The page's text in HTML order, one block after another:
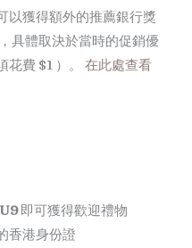
以獲得額外的推薦銀行獎
具體取決於當時的促銷優
花費 $1 ）。在此處查看
即可獲得歡迎禮物
香港身份證